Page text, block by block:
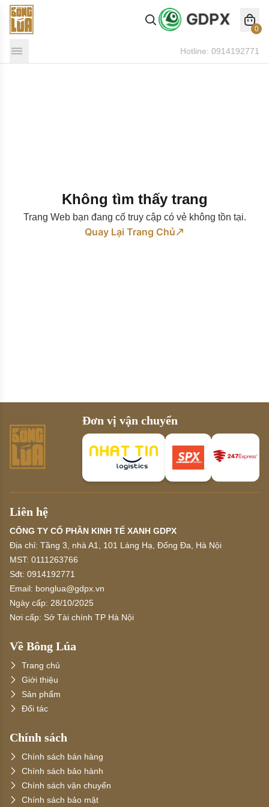
0
Hotline: 0914192771
Không tìm thấy trang
Trang Web bạn đang cố truy cập có vẻ không tồn tại.
Quay Lại Trang Chủ
Đơn vị vận chuyển
Liên hệ
CÔNG TY CỔ PHẦN KINH TẾ XANH GDPX
Địa chỉ: Tầng 3, nhà A1, 101 Láng Hạ, Đống Đa, Hà Nội
MST: 0111263766
Sđt: 0914192771
Email: bonglua@gdpx.vn
Ngày cấp: 28/10/2025
Nơi cấp: Sở Tài chính TP Hà Nội
Về Bông Lúa
Trang chủ
Giới thiệu
Sản phẩm
Đối tác
Chính sách
Chính sách bán hàng
Chính sách bảo hành
Chính sách vận chuyển
Chính sách bảo mật